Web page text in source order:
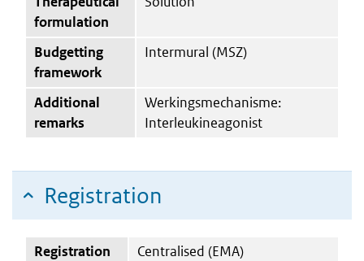
formulation
Budgetting
framework
Intermural (MSZ)
Additional
remarks
Werkingsmechanisme:
Interleukineagonist
Registration
Registration
Centralised (EMA)